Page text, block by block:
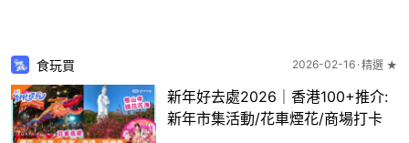
食玩買 2026-02-16 精選 ★
新年好去處2026｜香港100+推介:
新年市集活動/花車煙花/商場打卡